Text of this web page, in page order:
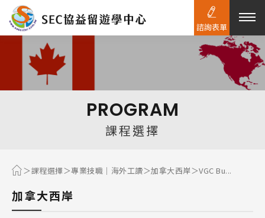
熱門搜尋：
PROGRAM
課程選擇
課程選擇 專業技職｜海外工讀 加拿大西岸 VGC Bu...
加拿大西岸
諮詢表單